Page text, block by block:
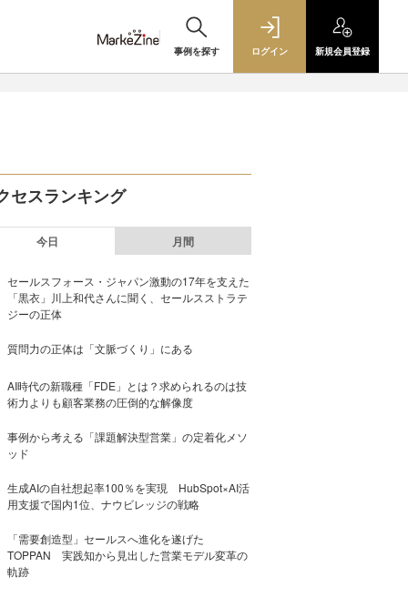
事例を探す ログイン 新規会員登録
セスランキング
今日 月間
セールスフォース・ジャパン激動の17年を支えた
「黒衣」川上和代さんに聞く、セールスストラテ
ジーの正体
質問力の正体は「文脈づくり」にある
AI時代の新職種「FDE」とは？求められるのは技
術力よりも顧客業務の圧倒的な解像度
事例から考える「課題解決型営業」の定着化メソ
ッド
生成AIの自社想起率100％を実現 HubSpot×AI活
用支援で国内1位、ナウビレッジの戦略
「需要創造型」セールスへ進化を遂げた
TOPPAN 実践知から見出した営業モデル変革の
軌跡